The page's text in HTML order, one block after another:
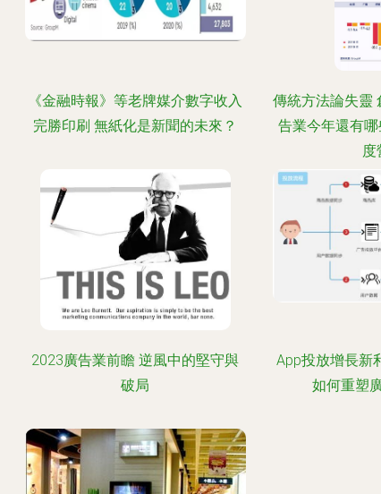
《金融時報》等老牌媒介數字收入
完勝印刷 無紙化是新聞的未來？
傳統方法論失靈
告業今年還有
度
2023廣告業前瞻 逆風中的堅守與
破局
App投放增長新
如何重塑